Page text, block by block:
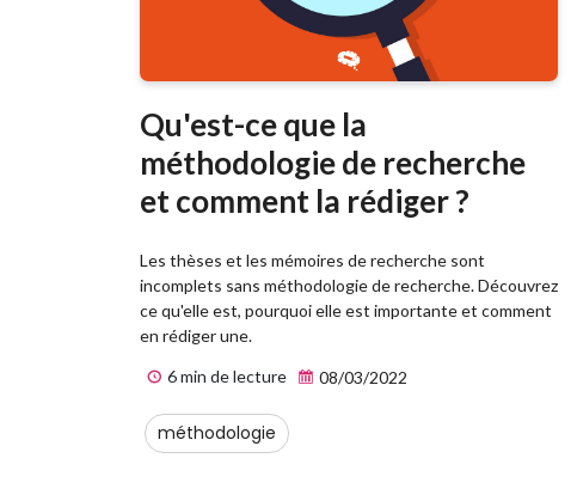
Qu'est-ce que la
méthodologie de recherche
et comment la rédiger ?
Les thèses et les mémoires de recherche sont
incomplets sans méthodologie de recherche. Découvrez
ce qu'elle est, pourquoi elle est importante et comment
en rédiger une.
6 min de lecture
08/03/2022
méthodologie